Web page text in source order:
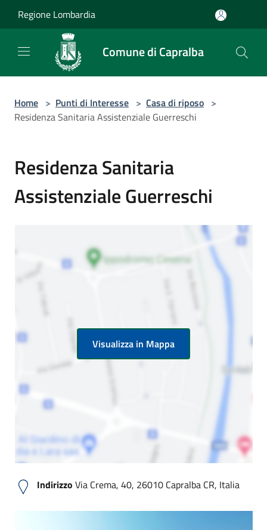
Regione Lombardia
Comune di Capralba
Home > Punti di Interesse > Casa di riposo >
Residenza Sanitaria Assistenziale Guerreschi
Residenza Sanitaria
Assistenziale Guerreschi
Visualizza in Mappa
Indirizzo Via Crema, 40, 26010 Capralba CR, Italia